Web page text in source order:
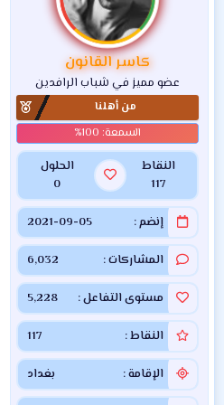
كاسر القانون
عضو مميز في شباب الرافدين
من أهلنا
النقاط
117
الحلول
0
إنضم 2021-09-05
المشاركات 6,032
مستوى التفاعل 5,228
النقاط 117
الإقامة بغداد